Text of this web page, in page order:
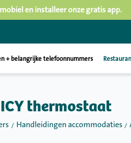
en installeer onze gratis app.
+ belangrijke telefoonnummers
thermostaat
Handleidingen accommodaties